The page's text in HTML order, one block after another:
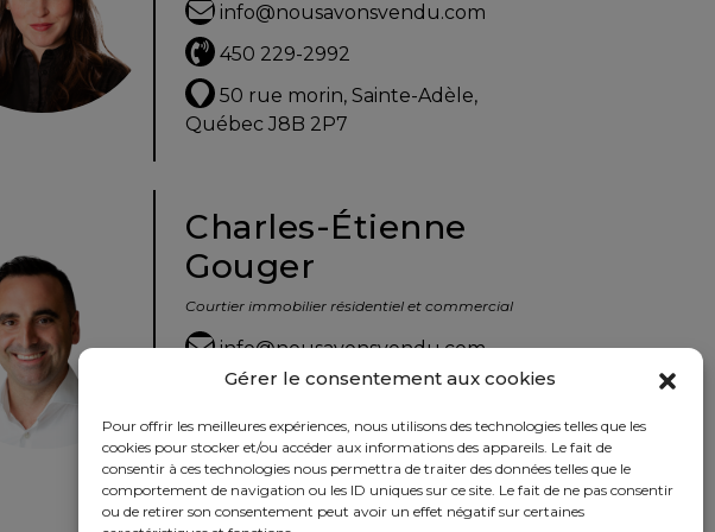
Gérer le consentement aux cookies
Pour offrir les meilleures expériences, nous utilisons des technologies telles que les
cookies pour stocker et/ou accéder aux informations des appareils. Le fait de
consentir à ces technologies nous permettra de traiter des données telles que le
comportement de navigation ou les ID uniques sur ce site. Le fait de ne pas consentir
ou de retirer son consentement peut avoir un effet négatif sur certaines
info@nousavonsvendu.com
450 229-2992
50 rue morin, Sainte-Adèle,
Québec J8B 2P7
Charles-Étienne
Gouger
Courtier immobilier résidentiel et commercial
info@nousavonsvendu.com
450 229-2992
50 rue morin, Sainte-Adèle,
Québec J8B 2P7